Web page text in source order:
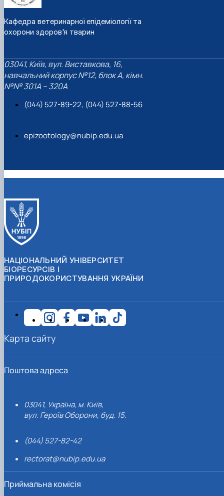
Кафедра ветеринарної епідеміології та
охорони здоров'я тварин
03041, Київ, вул. Виставкова, 16,
навчальний корпус №12, блок А, кімн.
№№ 301A – 320A
(044) 527-89-22, (044) 527-88-56
epizootology@nubip.edu.ua
НАЦІОНАЛЬНИЙ УНІВЕРСИТЕТ
БІОРЕСУРСІВ І
ПРИРОДОКОРИСТУВАННЯ УКРАЇНИ
Поштова адреса
03041, Україна, м. Київ,
вул. Героїв Оборони, буд. 15.
(044) 527-82-42
rectorat@nubip.edu.ua
Приймальна комісія
Карта сайту